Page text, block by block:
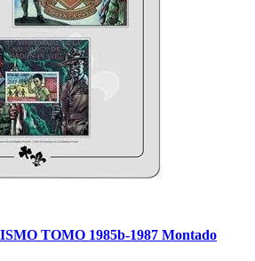
TOMO 1985b-1987 Montado